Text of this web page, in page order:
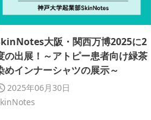
大阪・関西万博2025に2
の出展！～アトピー患者向け緑茶
めインナーシャツの展示～
2025年06月30日